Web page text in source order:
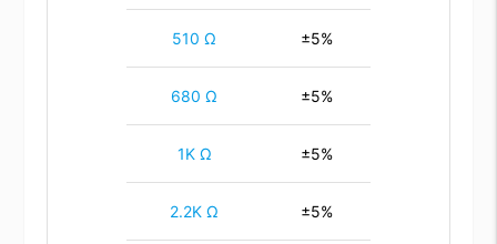
510 Ω ±5%
680 Ω ±5%
1K Ω ±5%
2.2K Ω ±5%